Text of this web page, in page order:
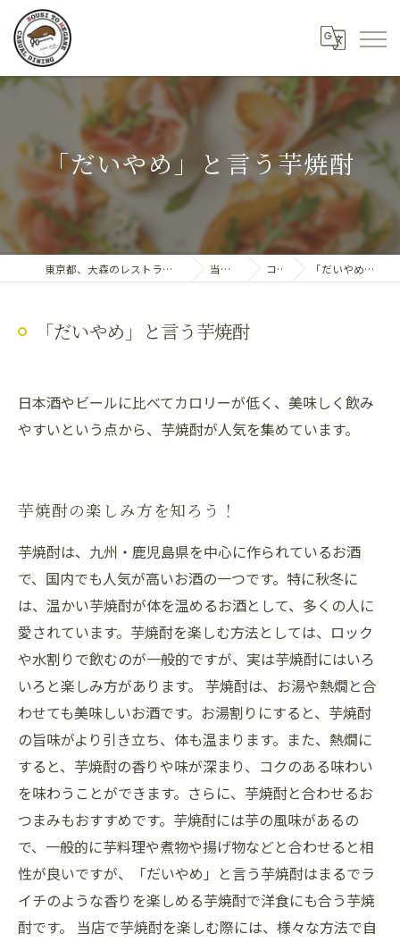
「だいやめ」と言う芋焼酎
東京都、大森のレストランならDining 帽子とめがね 当店の特徴 コラム 「だいやめ」と言う芋焼酎
「だいやめ」と言う芋焼酎
日本酒やビールに比べてカロリーが低く、美味しく飲み
やすいという点から、芋焼酎が人気を集めています。
芋焼酎の楽しみ方を知ろう！
芋焼酎は、九州・鹿児島県を中心に作られているお酒
で、国内でも人気が高いお酒の一つです。特に秋冬に
は、温かい芋焼酎が体を温めるお酒として、多くの人に
愛されています。芋焼酎を楽しむ方法としては、ロック
や水割りで飲むのが一般的ですが、実は芋焼酎にはいろ
いろと楽しみ方があります。 芋焼酎は、お湯や熱燗と合
わせても美味しいお酒です。お湯割りにすると、芋焼酎
の旨味がより引き立ち、体も温まります。また、熱燗に
すると、芋焼酎の香りや味が深まり、コクのある味わい
を味わうことができます。さらに、芋焼酎と合わせるお
つまみもおすすめです。芋焼酎には芋の風味があるの
で、一般的に芋料理や煮物や揚げ物などと合わせると相
性が良いですが、「だいやめ」と言う芋焼酎はまるでラ
イチのような香りを楽しめる芋焼酎で洋食にも合う芋焼
酎です。 当店で芋焼酎を楽しむ際には、様々な方法で自